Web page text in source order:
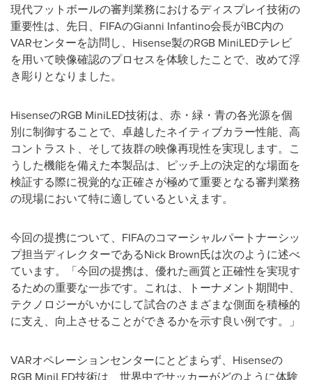
現代フットボールの審判業務におけるディスプレイ技術の
重要性は、先日、FIFAのGianni Infantino会長がIBC内の
VARセンターを訪問し、Hisense製のRGB MiniLEDテレビ
を用いて映像確認のプロセスを体験したことで、改めて浮
き彫りとなりました。
HisenseのRGB MiniLED技術は、赤・緑・青の各光源を個
別に制御することで、卓越したネイティブカラー性能、高
コントラスト、そして抜群の映像再現性を実現します。こ
うした機能を備えた本製品は、ピッチ上の決定的な場面を
検証する際に視覚的な正確さが極めて重要となる審判業務
の現場において特に適しているといえます。
今回の提携について、FIFAのコマーシャルパートナーシッ
プ担当ディレクターであるNick Brown氏は次のように述べ
ています。「今回の提携は、優れた画質と正確性を実現す
るための重要な一歩です。これは、トーナメント期間中、
テクノロジーがいかにして試合のさまざまな側面を積極的
に支え、向上させることができるかを示す良い例です。」
VARオペレーションセンターにとどまらず、Hisenseの
RGB MiniLED技術は、世界中でサッカーがどのように体験